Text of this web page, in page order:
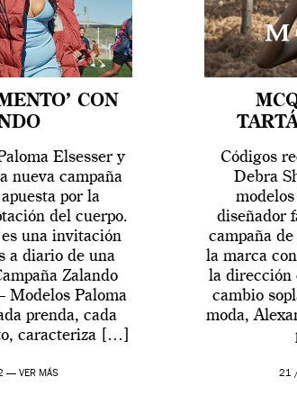
CON
Elsesser y
nueva campaña
por la
del cuerpo.
es una invitación
a diario de una
Zalando
Modelos Paloma
prenda, cada
caracteriza […]
— VER MÁS
Códigos
Debra
diseñador
campaña de
la marca
la dirección
cambio
moda,
21